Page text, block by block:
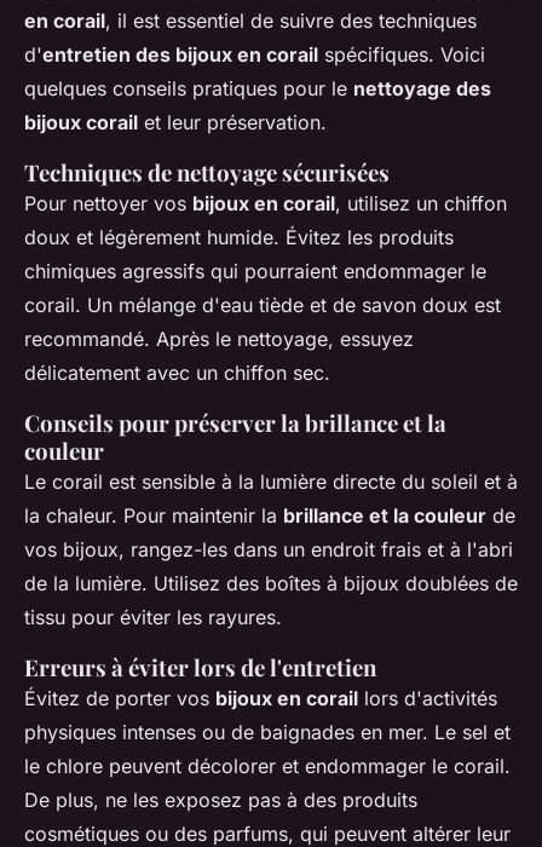
en corail, il est essentiel de suivre des techniques
d'entretien des bijoux en corail spécifiques. Voici
quelques conseils pratiques pour le nettoyage des
bijoux corail et leur préservation.
Techniques de nettoyage sécurisées
Pour nettoyer vos bijoux en corail, utilisez un chiffon
doux et légèrement humide. Évitez les produits
chimiques agressifs qui pourraient endommager le
corail. Un mélange d'eau tiède et de savon doux est
recommandé. Après le nettoyage, essuyez
délicatement avec un chiffon sec.
Conseils pour préserver la brillance et la
couleur
Le corail est sensible à la lumière directe du soleil et à
la chaleur. Pour maintenir la brillance et la couleur de
vos bijoux, rangez-les dans un endroit frais et à l'abri
de la lumière. Utilisez des boîtes à bijoux doublées de
tissu pour éviter les rayures.
Erreurs à éviter lors de l'entretien
Évitez de porter vos bijoux en corail lors d'activités
physiques intenses ou de baignades en mer. Le sel et
le chlore peuvent décolorer et endommager le corail.
De plus, ne les exposez pas à des produits
cosmétiques ou des parfums, qui peuvent altérer leur